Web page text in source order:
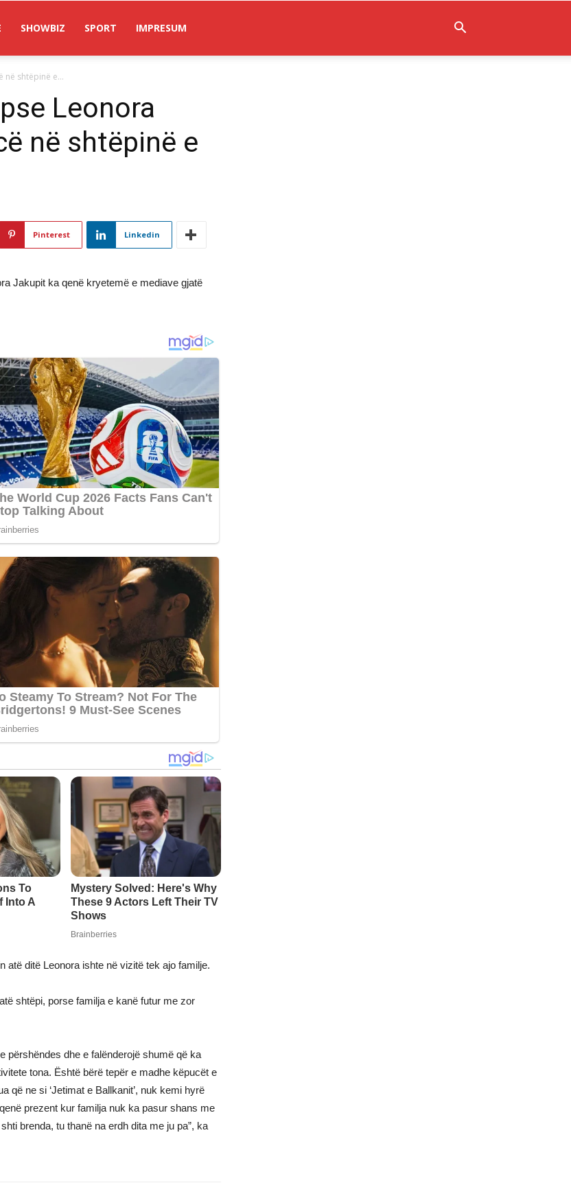
SHOWBIZ SPORT IMPRESUM
në shtëpinë e...
Leonora
në shtëpinë e
Pinterest Linkedin
Jakupit ka qenë kryetemë e mediave gjatë
atë ditë Leonora ishte në vizitë tek ajo familje.
shtëpi, porse familja e kanë futur me zor
përshëndes dhe e falënderojë shumë që ka
tona. Është bërë tepër e madhe këpucët e
që ne si ‘Jetimat e Ballkanit’, nuk kemi hyrë
prezent kur familja nuk ka pasur shans me
brenda, tu thanë na erdh dita me ju pa”, ka